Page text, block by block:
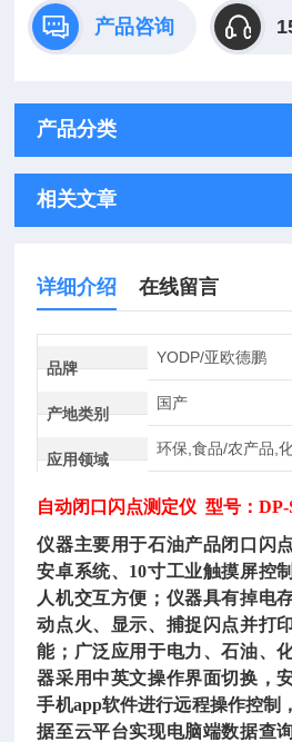
产品咨询
产品分类
相关文章
详细介绍 在线留言
品牌
YODP/亚欧德鹏
产地类别
国产
应用领域
环保,食品/农产品,
自动闭口闪点测定仪 型号：DP-
仪器主要用于石油产品闭口闪
安卓系统、 10寸工业触摸屏控
人机交互方便；仪器具有掉电
动点火、显示、捕捉闪点并打
能；广泛应用于电力、石油、
器采用中英文操作界面切换，
手机app软件进行远程操作控制
据至云平台实现电脑端数据查